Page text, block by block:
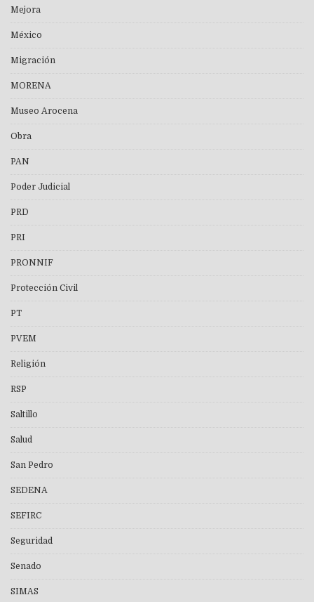
Mejora
México
Migración
MORENA
Museo Arocena
Obra
PAN
Poder Judicial
PRD
PRI
PRONNIF
Protección Civil
PT
PVEM
Religión
RSP
Saltillo
Salud
San Pedro
SEDENA
SEFIRC
Seguridad
Senado
SIMAS